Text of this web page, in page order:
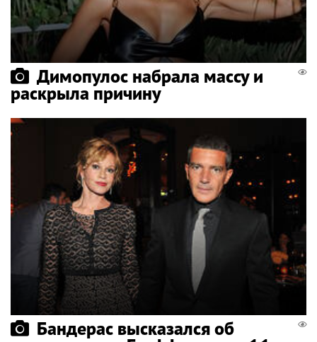
Димопулос набрала массу и
раскрыла причину
Бандерас высказался об